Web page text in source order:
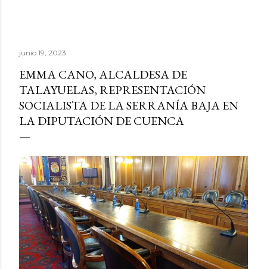
junio 19, 2023
EMMA CANO, ALCALDESA DE
TALAYUELAS, REPRESENTACIÓN
SOCIALISTA DE LA SERRANÍA BAJA EN
LA DIPUTACIÓN DE CUENCA